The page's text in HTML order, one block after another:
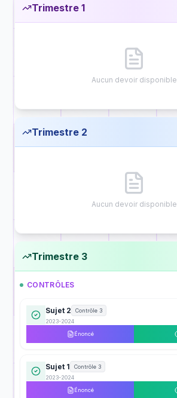
Trimestre 1
Aucun devoir disponible
Trimestre 2
Aucun devoir disponible
Trimestre 3
CONTRÔLES
Sujet 2
Contrôle 3
2023-2024
Énoncé
Sujet 1
Contrôle 3
2023-2024
Énoncé